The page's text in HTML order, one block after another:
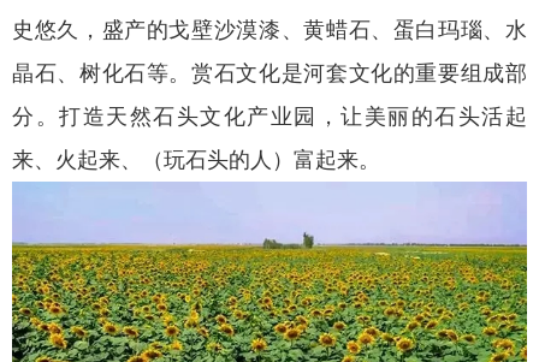
史悠久，盛产的戈壁沙漠漆、黄蜡石、蛋白玛瑙、水
晶石、树化石等。赏石文化是河套文化的重要组成部
分。打造天然石头文化产业园，让美丽的石头活起
来、火起来、（玩石头的人）富起来。